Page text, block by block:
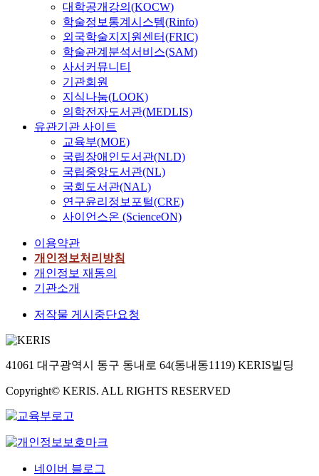
대학공개강의(KOCW)
학술정보통계시스템(Rinfo)
외국학술지지원센터(FRIC)
학술관계분석서비스(SAM)
사서커뮤니티
기관회원
지식나눔(LOOK)
의학전자도서관(MEDLIS)
유관기관 사이트
교육부(MOE)
국립장애인도서관(NLD)
국립중앙도서관(NL)
국회도서관(NAL)
연구윤리정보포털(CRE)
사이언스온 (ScienceON)
이용약관
개인정보처리방침
개인정보 재동의
기관소개
저작물 게시중단요청
41061 대구광역시 동구 동내로 64(동내동1119) KERIS빌딩
Copyright© KERIS. ALL RIGHTS RESERVED
네이버 블로그